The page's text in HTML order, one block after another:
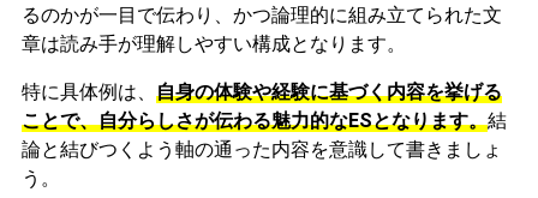
るのかが一目で伝わり、かつ論理的に組み立てられた文
章は読み手が理解しやすい構成となります。
特に具体例は、 自身の体験や経験に基づく内容を挙げる
ことで、自分らしさが伝わる魅力的なESとなります。結
論と結びつくよう軸の通った内容を意識して書きましょ
う。